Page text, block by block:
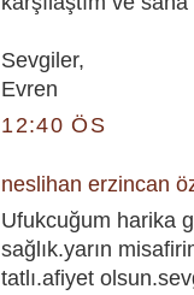
Sevgiler,
Evren
12:40 ÖS
neslihan erzincan
Ufukcuğum harika
sağlık.yarın
tatlı.afiyet